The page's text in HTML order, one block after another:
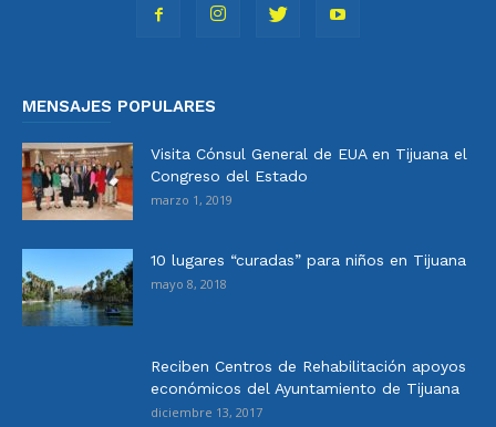
MENSAJES POPULARES
Visita Cónsul General de EUA en Tijuana el
Congreso del Estado
marzo 1, 2019
10 lugares “curadas” para niños en Tijuana
mayo 8, 2018
Reciben Centros de Rehabilitación apoyos
económicos del Ayuntamiento de Tijuana
diciembre 13, 2017